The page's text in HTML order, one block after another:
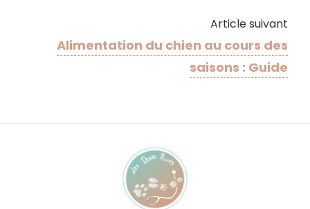
Article suivant
Alimentation du chien au cours des
saisons : Guide